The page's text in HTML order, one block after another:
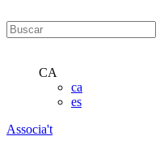
CA
ca
es
Associa't